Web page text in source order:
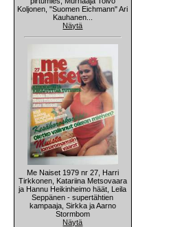
Koljonen, "Suomen Eichmann" Ari
Kauhanen...
Näytä
Me Naiset 1979 nr 27, Harri
Tirkkonen, Katariina Metsovaara
ja Hannu Heikinheimo häät, Leila
Seppänen - supertähtien
kampaaja, Sirkka ja Aarno
Stormbom
Näytä